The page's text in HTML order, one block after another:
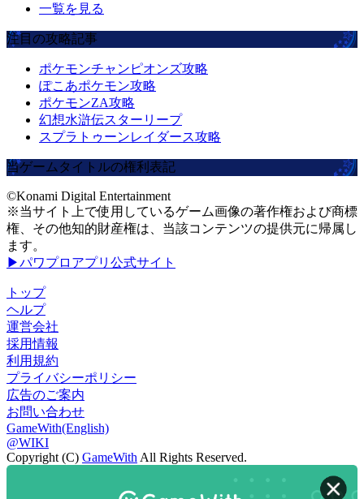
一覧を見る
注目の攻略記事
ポケモンチャンピオンズ攻略
ぽこあポケモン攻略
ポケモンZA攻略
幻想水滸伝スターリープ
スプラトゥーンレイダース攻略
当ゲームタイトルの権利表記
©Konami Digital Entertainment
※当サイト上で使用しているゲーム画像の著作権および商標
権、その他知的財産権は、当該コンテンツの提供元に帰属し
ます。
▶パワプロアプリ公式サイト
トップ
ヘルプ
運営会社
採用情報
利用規約
プライバシーポリシー
広告のご案内
お問い合わせ
GameWith(English)
@WIKI
Copyright (C) GameWith All Rights Reserved.